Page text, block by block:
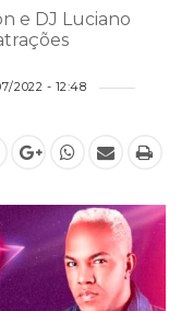
e DJ Luciano
2022 - 12:48